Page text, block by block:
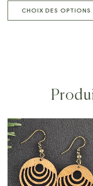
CHOIX DES OPTIONS